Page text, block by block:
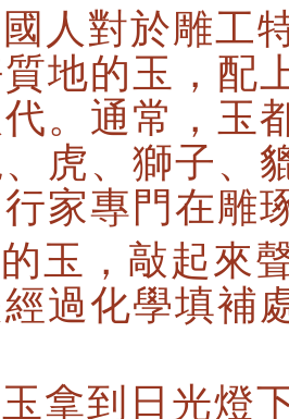
人對於雕工
地的玉，配
。通常，玉
虎、獅子、
家專門在雕
玉，敲起來
過化學填補
拿到日光燈